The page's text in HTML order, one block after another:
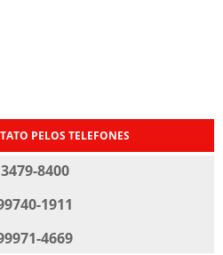
PELOS TELEFONES
3479-8400
1911
4669